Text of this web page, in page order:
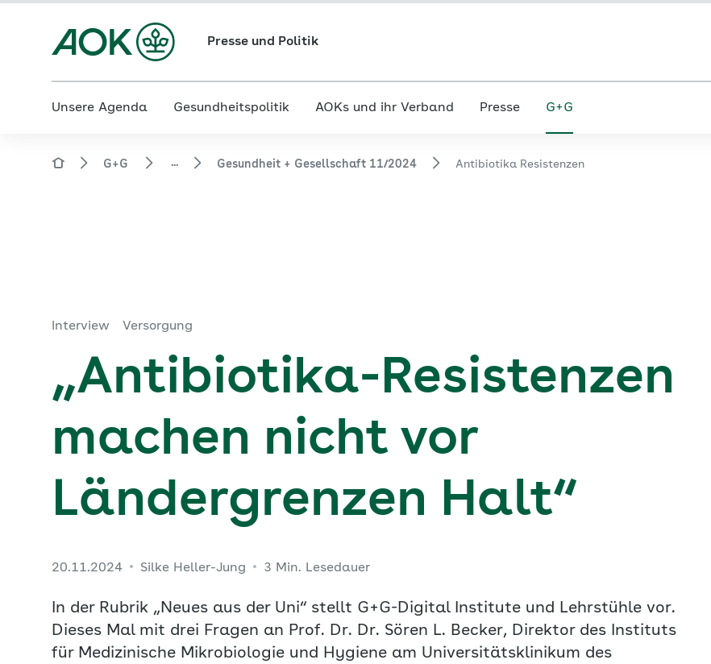
Presse und Politik
Unsere Agenda Gesundheitspolitik AOKs und ihr Verband Presse G+G
G+G ... Gesundheit + Gesellschaft 11/2024 Antibiotika Resistenzen
Interview Versorgung
„Antibiotika-Resistenzen
machen nicht vor
Ländergrenzen Halt“
20.11.2024 Silke Heller-Jung 3 Min. Lesedauer
In der Rubrik „Neues aus der Uni“ stellt G+G-Digital Institute und Lehrstühle vor.
Dieses Mal mit drei Fragen an Prof. Dr. Dr. Sören L. Becker, Direktor des Instituts
für Medizinische Mikrobiologie und Hygiene am Universitätsklinikum des